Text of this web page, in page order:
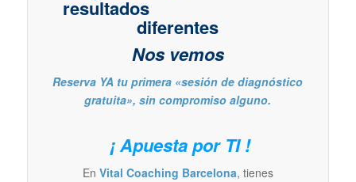
resultados
diferentes
Nos vemos
Reserva YA tu primera «sesión de diagnóstico
gratuita», sin compromiso alguno.
¡ Apuesta por TI !
En Vital Coaching Barcelona, tienes